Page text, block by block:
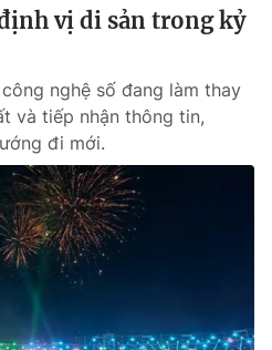
vị di sản trong kỷ
nghệ số đang làm thay
và tiếp nhận thông tin,
đi mới.